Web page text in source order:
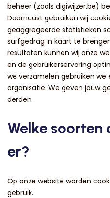
beheer (zoals digiwijzer.be)
Daarnaast gebruiken wij
geaggregeerde statistieken
surfgedrag in kaart te
resultaten kunnen wij onze
en de gebruikerservaring
we verzamelen gebruiken we
organisatie. We geven jouw
derden.
Welke soorten
er?
Op onze website worden
gebruik.